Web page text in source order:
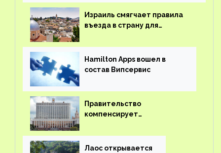
Израиль смягчает правила
въезда в страну для
Hamilton Apps вошел в
состав Випсервис
Правительство
компенсирует
вывоз россиян из-за рубежа
Лаос открывается